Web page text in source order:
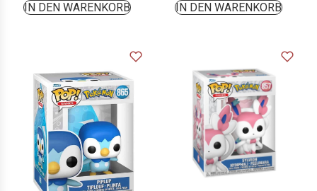
IN DEN WARENKORB
IN DEN WARENKORB